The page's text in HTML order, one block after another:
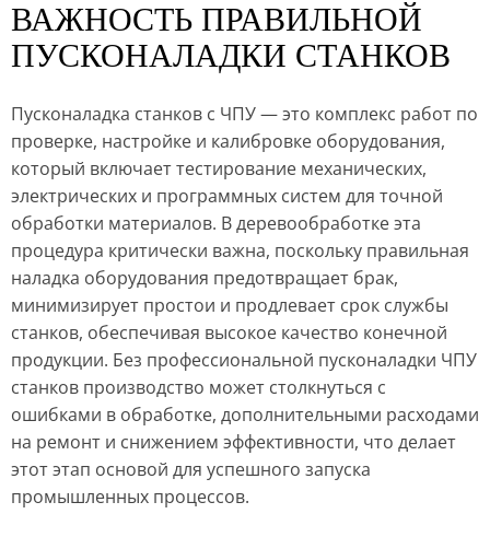
ВАЖНОСТЬ ПРАВИЛЬНОЙ
ПУСКОНАЛАДКИ СТАНКОВ
Пусконаладка станков с ЧПУ — это комплекс работ по
проверке, настройке и калибровке оборудования,
который включает тестирование механических,
электрических и программных систем для точной
обработки материалов. В деревообработке эта
процедура критически важна, поскольку правильная
наладка оборудования предотвращает брак,
минимизирует простои и продлевает срок службы
станков, обеспечивая высокое качество конечной
продукции. Без профессиональной пусконаладки ЧПУ
станков производство может столкнуться с
ошибками в обработке, дополнительными расходами
на ремонт и снижением эффективности, что делает
этот этап основой для успешного запуска
промышленных процессов.